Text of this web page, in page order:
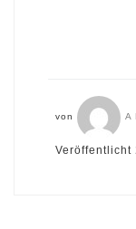
von
Veröffentlicht